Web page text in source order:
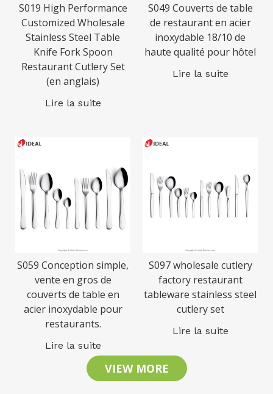
S019 High Performance
Customized Wholesale
Stainless Steel Table
Knife Fork Spoon
Restaurant Cutlery Set
(en anglais)
Lire la suite
S049 Couverts de table
de restaurant en acier
inoxydable 18/10 de
haute qualité pour hôtel
Lire la suite
S059 Conception simple,
vente en gros de
couverts de table en
acier inoxydable pour
restaurants.
Lire la suite
S097 wholesale cutlery
factory restaurant
tableware stainless steel
cutlery set
Lire la suite
VIEW MORE